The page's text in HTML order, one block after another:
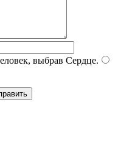
выбрав Сердце.